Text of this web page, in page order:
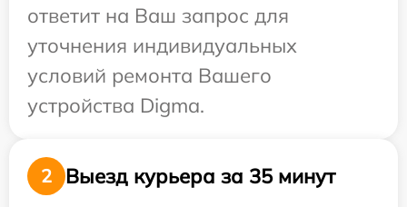
ответит на Ваш запрос для
уточнения индивидуальных
условий ремонта Вашего
устройства Digma.
2
Выезд курьера за 35 минут